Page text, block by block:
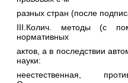
разных стран (после
III.Колич. методы (с
нормативных
актов, а в последствии
науки:
неестественная,